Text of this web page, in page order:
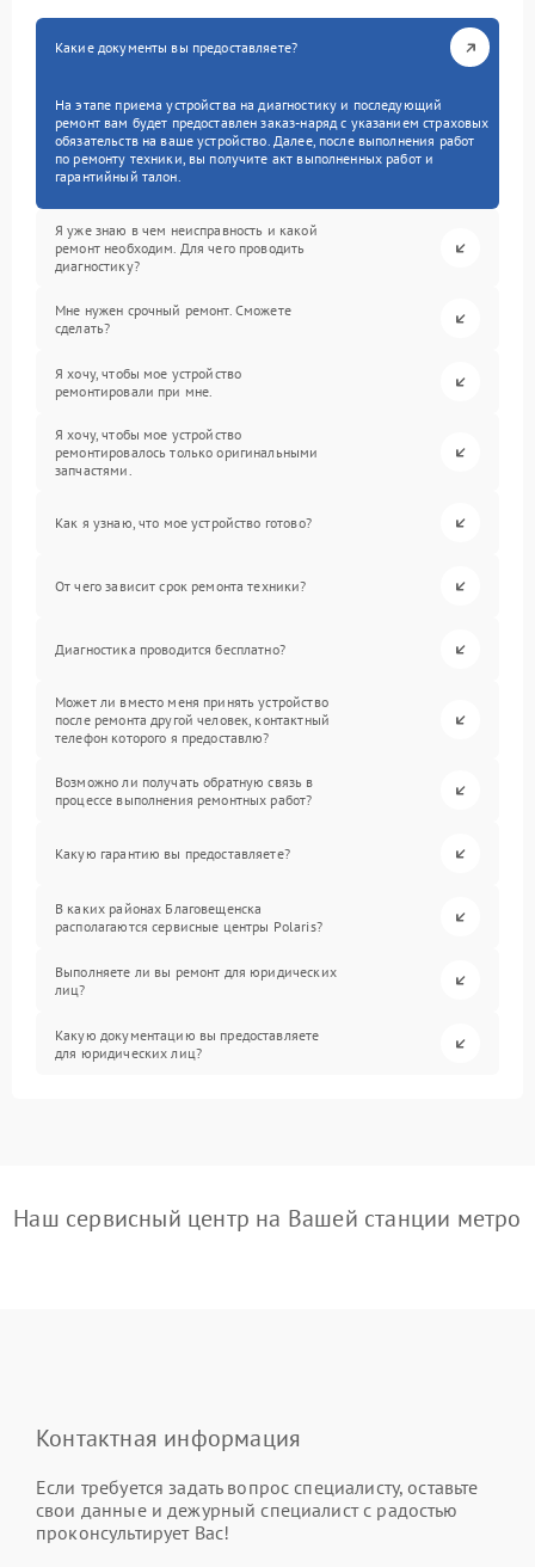
Какие документы вы предоставляете?
На этапе приема устройства на диагностику и последующий
ремонт вам будет предоставлен заказ-наряд с указанием страховых
обязательств на ваше устройство. Далее, после выполнения работ
по ремонту техники, вы получите акт выполненных работ и
гарантийный талон.
Я уже знаю в чем неисправность и какой
ремонт необходим. Для чего проводить
диагностику?
Мне нужен срочный ремонт. Сможете
сделать?
Я хочу, чтобы мое устройство
ремонтировали при мне.
Я хочу, чтобы мое устройство
ремонтировалось только оригинальными
запчастями.
Как я узнаю, что мое устройство готово?
От чего зависит срок ремонта техники?
Диагностика проводится бесплатно?
Может ли вместо меня принять устройство
после ремонта другой человек, контактный
телефон которого я предоставлю?
Возможно ли получать обратную связь в
процессе выполнения ремонтных работ?
Какую гарантию вы предоставляете?
В каких районах Благовещенска
располагаются сервисные центры Polaris?
Выполняете ли вы ремонт для юридических
лиц?
Какую документацию вы предоставляете
для юридических лиц?
Наш сервисный центр на Вашей станции метро
Контактная информация
Если требуется задать вопрос специалисту, оставьте
свои данные и дежурный специалист с радостью
проконсультирует Вас!